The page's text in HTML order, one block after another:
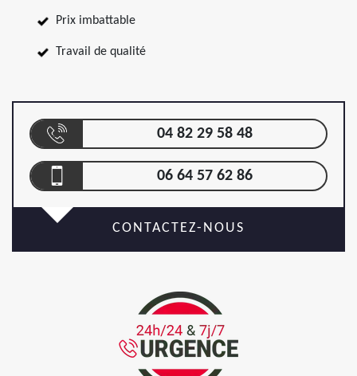
Prix imbattable
Travail de qualité
04 82 29 58 48
06 64 57 62 86
CONTACTEZ-NOUS